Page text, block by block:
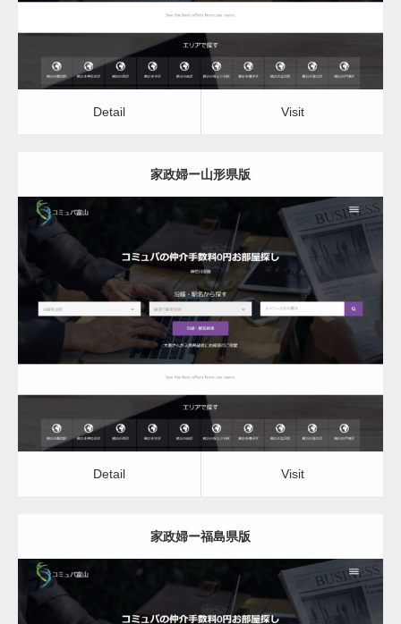
Detail Visit
家政婦ー山形県版
更新日： 2022.12.06
Detail Visit
Detail Visit
家政婦ー福島県版